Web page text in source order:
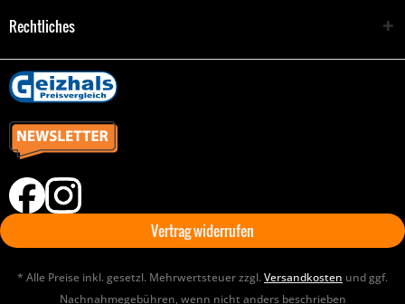
Rechtliches
Vertrag widerrufen
* Alle Preise inkl. gesetzl. Mehrwertsteuer zzgl.Versandkosten und ggf.
Nachnahmegebühren, wenn nicht anders beschrieben